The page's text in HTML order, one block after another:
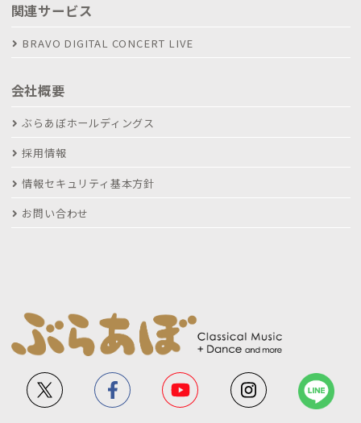
関連サービス
BRAVO DIGITAL CONCERT LIVE
会社概要
ぶらあぼホールディングス
採用情報
情報セキュリティ基本方針
お問い合わせ